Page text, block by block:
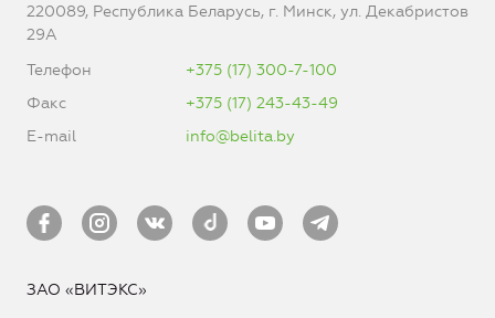
220089, Республика Беларусь, г. Минск, ул. Декабристов
29А
Телефон
+375 (17) 300-7-100
Факс
+375 (17) 243-43-49
E-mail
info@belita.by
ЗАО «ВИТЭКС»